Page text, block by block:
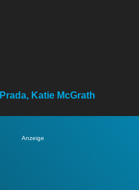
Katie McGrath
Anzeige